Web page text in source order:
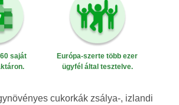
saját
Európa-szerte több ezer
ügyfél által tesztelve.
cukorkák zsálya-, izlandi